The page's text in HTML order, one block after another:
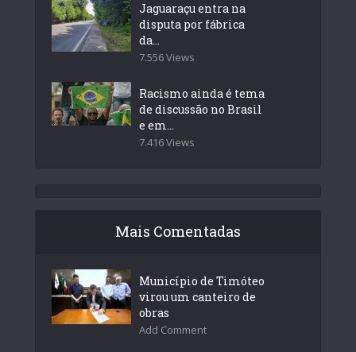
Jaguaraçu entra na
disputa por fábrica
da...
7.556 Views
Racismo ainda é tema
de discussão no Brasil
e em...
7.416 Views
Mais Comentadas
Município de Timóteo
virou um canteiro de
obras
Add Comment